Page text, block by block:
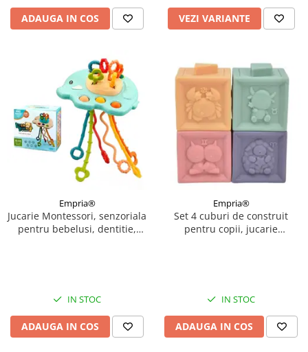
ADAUGA IN COS VEZI VARIANTE
Empria®
Jucarie Montessori, senzoriala
pentru bebelusi, dentitie,
IN STOC
ADAUGA IN COS
Empria®
Set 4 cuburi de construit
pentru copii, jucarie
IN STOC
ADAUGA IN COS